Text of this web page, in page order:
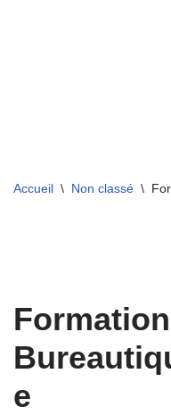
Accueil \ Non classé \
Formation
e